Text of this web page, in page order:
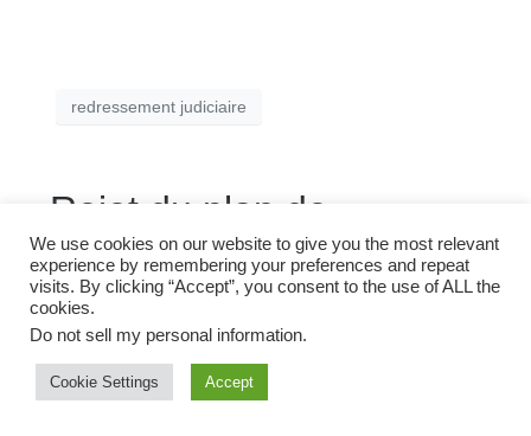
redressement judiciaire
Rejet du plan de
sauvegarde, quelles
alternatives pour le chef
d’entreprise?
We use cookies on our website to give you the most relevant
experience by remembering your preferences and repeat
visits. By clicking “Accept”, you consent to the use of ALL the
cookies.
Do not sell my personal information.
Cookie Settings Accept